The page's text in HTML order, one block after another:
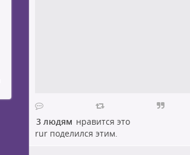
3 людям нравится это
rurподелился этим.